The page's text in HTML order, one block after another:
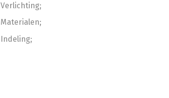
Verlichting;
Materialen;
Indeling;